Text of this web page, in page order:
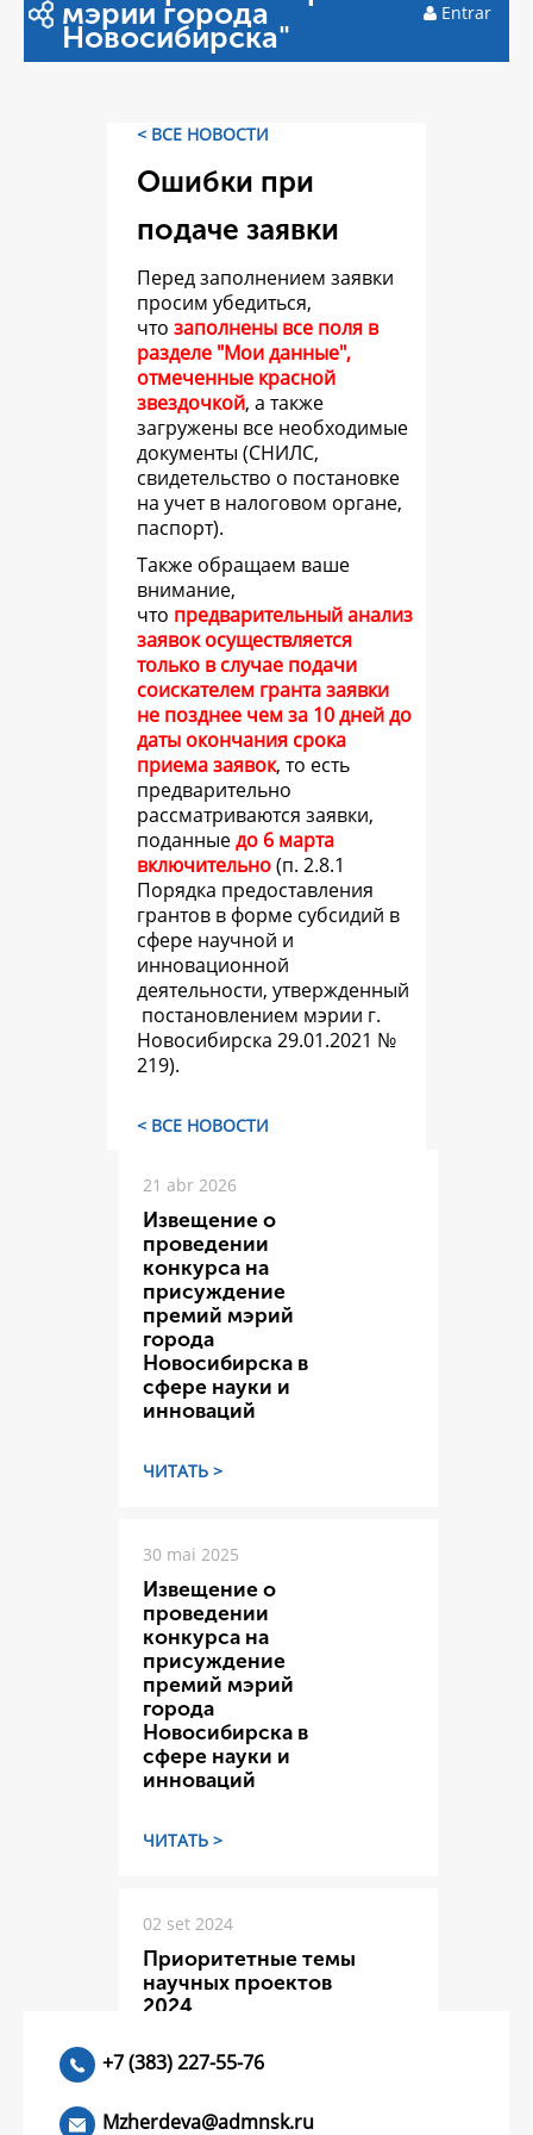
мэрии города
Новосибирска"
Entrar
< ВСЕ НОВОСТИ
Ошибки при
подаче заявки
Перед заполнением заявки
просим убедиться,
что заполнены все поля в
разделе "Мои данные",
отмеченные красной
звездочкой, а также
загружены все необходимые
документы (СНИЛС,
свидетельство о постановке
на учет в налоговом органе,
паспорт).
Также обращаем ваше
внимание,
что предварительный анализ
заявок осуществляется
только в случае подачи
соискателем гранта заявки
не позднее чем за 10 дней до
даты окончания срока
приема заявок, то есть
предварительно
рассматриваются заявки,
поданныедо 6 марта
включительно(п. 2.8.1
Порядка предоставления
грантов в форме субсидий в
сфере научной и
инновационной
деятельности, утвержденный
постановлением мэрии г.
Новосибирска 29.01.2021 №
219).
< ВСЕ НОВОСТИ
21 abr 2026
Извещение о
проведении
конкурса на
присуждение
премий мэрий
города
Новосибирска в
сфере науки и
инноваций
ЧИТАТЬ >
30 mai 2025
Извещение о
проведении
конкурса на
присуждение
премий мэрий
города
Новосибирска в
сфере науки и
инноваций
ЧИТАТЬ >
02 set 2024
Приоритетные темы
научных проектов
2024
ЧИТАТЬ >
+7 (383) 227-55-76
Mzherdeva@admnsk.ru